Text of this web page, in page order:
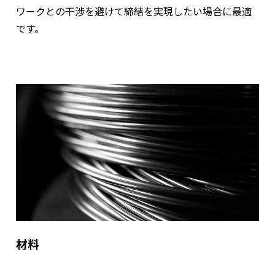
ワークとの干渉を避けて締結を実現したい場合に最適
です。
材料